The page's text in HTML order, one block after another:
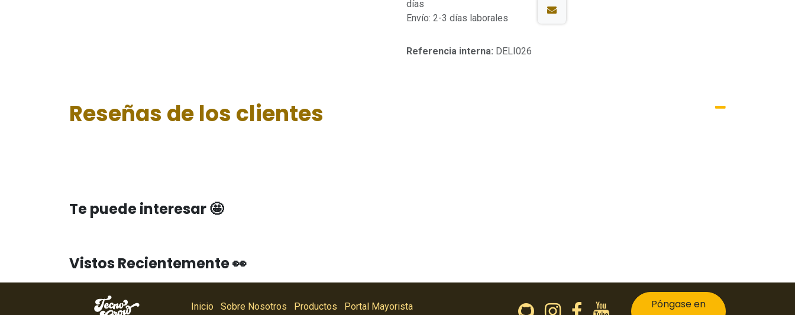
días
Envío: 2-3 días laborales
Referencia interna: DELI026
Reseñas de los clientes
Te puede interesar 🤩
Vistos Recientemente 👀
Inicio Sobre Nosotros Productos
Portal Mayorista
Póngase en